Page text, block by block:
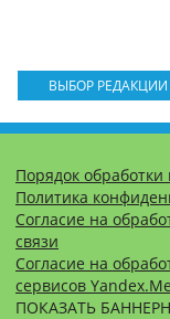
ВЫБОР РЕДАКЦИИ
Порядок
Политика
Согласие на
связи
Согласие на
сервисов
ПОКАЗАТЬ